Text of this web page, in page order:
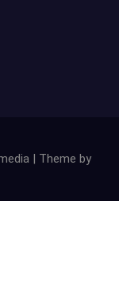
| Theme by